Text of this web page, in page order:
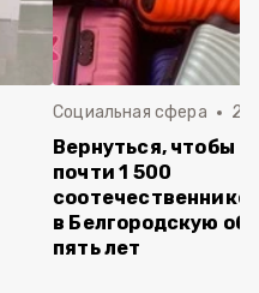
Социальная сфера 20
Вернуться, чтобы
почти 1 500
в Белгородскую
пять лет